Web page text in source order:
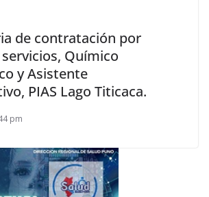
de contratación por
Químico
y Asistente
PIAS Lago Titicaca.
pm